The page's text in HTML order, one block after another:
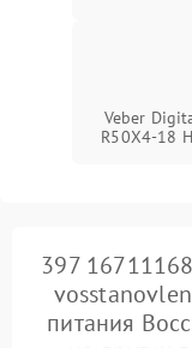
Veber
R50X4-18
397
питания